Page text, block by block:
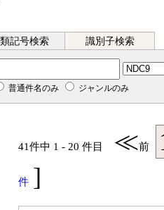
記号検索 識別子検索
普通件名のみ ジャンルのみ
41件中 1 - 20 件目 ≪前
件 ]